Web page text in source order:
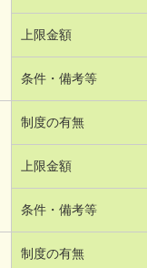
上限金額
条件・備考等
制度の有無
上限金額
条件・備考等
制度の有無